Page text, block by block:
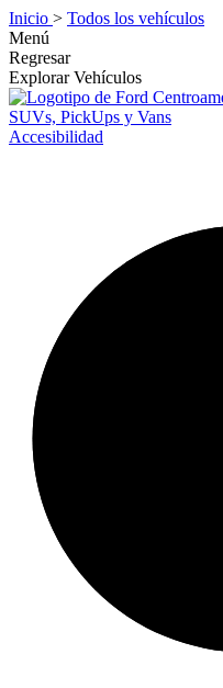
Inicio > Todos los vehículos
Menú
Regresar
Explorar Vehículos
Accesibilidad